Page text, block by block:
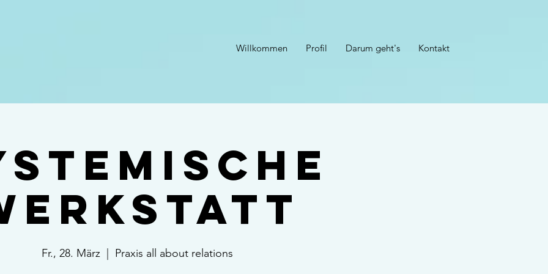
Willkommen Profil Darum geht's Kontakt
Fr., 28. März
  |
Praxis all about relations